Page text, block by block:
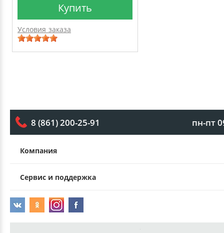
Купить
Условия заказа
8 (861) 200-25-91 пн-пт
Компания
Сервис и поддержка